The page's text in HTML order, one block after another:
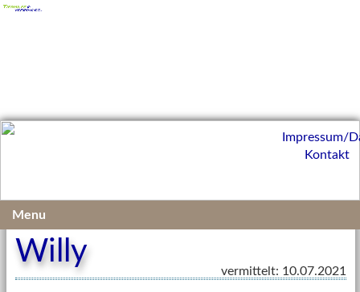
Vermittelte Kleintiere 2021
Willy
vermittelt: 10.07.2021
Impressum/
Kontakt
Menu